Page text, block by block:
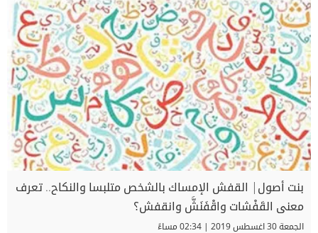
بنت أصول| القفش الإمساك بالشخص متلبسا والنكاح.. تعرف
معنى القَفْشات واقْفَنَشَّ وانقفش؟
الجمعة 30 اغسطس 2019 | 02:34 مساءً